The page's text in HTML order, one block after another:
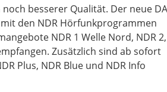
besserer Qualität. Der neue
den NDR Hörfunkprogrammen
NDR 1 Welle Nord, NDR 2,
Zusätzlich sind ab sofort
Plus, NDR Blue und NDR Info